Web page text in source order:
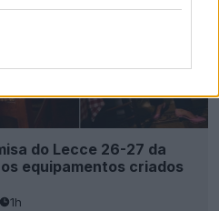
do Lecce 26-27 da
equipamentos criados
1h